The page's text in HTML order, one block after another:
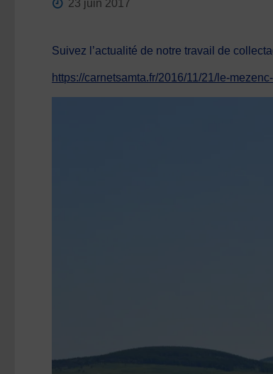
23 juin 2017
Suivez l’actualité de notre travail de
https://carnetsamta.fr/2016/11/21/le-